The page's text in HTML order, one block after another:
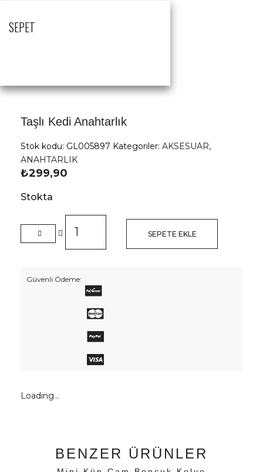
SEPET
Taşlı Kedi Anahtarlık
Stok kodu: GL005897 Kategoriler: AKSESUAR,
ANAHTARLIK
₺299,90
Stokta
Kedi
Anahtarlık
SEPETE EKLE
Güvenli Ödeme:
Loading...
BENZER ÜRÜNLER